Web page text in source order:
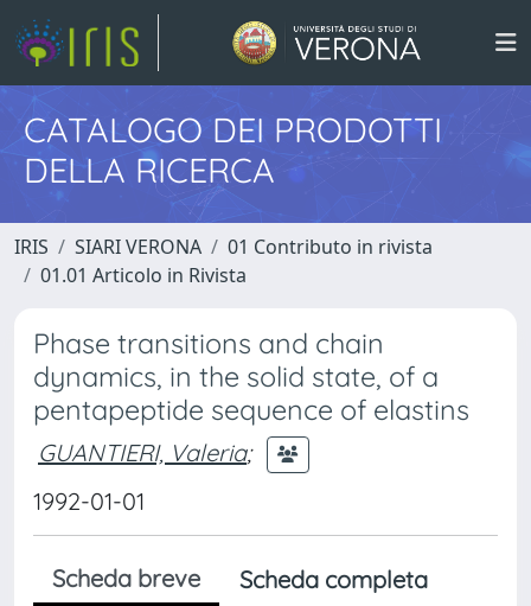
CATALOGO DEI PRODOTTI
DELLA RICERCA
IRIS SIARI VERONA
01 Contributo in rivista
01.01 Articolo in Rivista
Phase transitions and chain
dynamics, in the solid state, of a
pentapeptide sequence of elastins
GUANTIERI, Valeria;
1992-01-01
Scheda breve
Scheda completa